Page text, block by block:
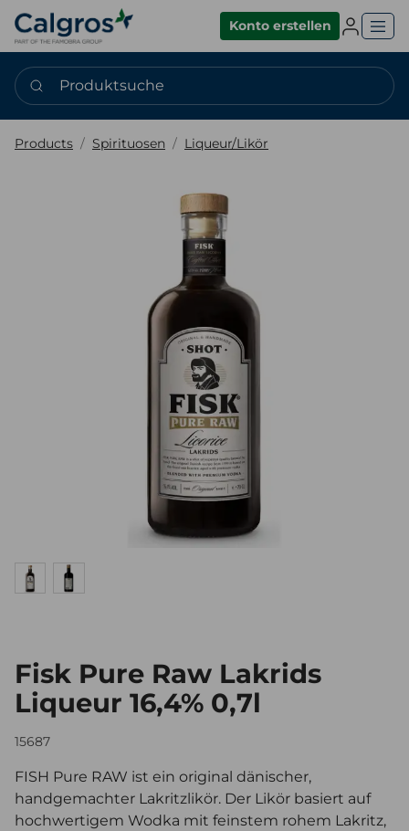
Konto erstellen
Produktsuche
Products Spirituosen Liqueur/Likör
Fisk Pure Raw Lakrids
Liqueur 16,4% 0,7l
15687
FISH Pure RAW ist ein original dänischer,
handgemachter Lakritzlikör. Der Likör basiert auf
hochwertigem Wodka mit feinstem rohem Lakritz,